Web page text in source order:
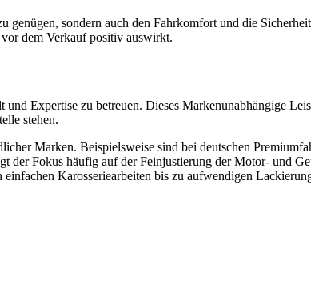
sondern auch den Fahrkomfort und die
dem Verkauf positiv auswirkt.
Expertise zu betreuen. Dieses Markenunabhängige
stehen.
Marken. Beispielsweise sind bei deutschen
der Fokus häufig auf der Feinjustierung der Motor- und
Karosseriearbeiten bis zu aufwendigen